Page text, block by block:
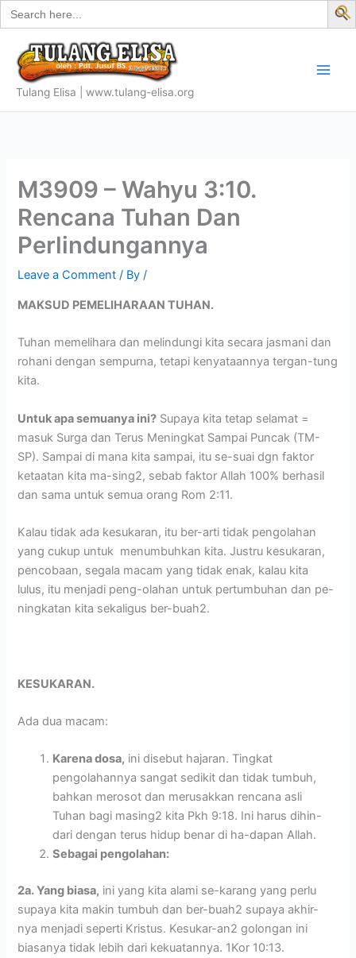
Search
for:
Skip
to
content
Tulang Elisa | www.tulang-elisa.org
M3909 – Wahyu 3:10.
Rencana Tuhan Dan
Perlindungannya
Leave a Comment / By/
MAKSUD PEMELIHARAAN TUHAN.
Tuhan memelihara dan melindungi kita secara jasmani dan
rohani dengan sempurna, tetapi kenyataannya tergan-tung
kita.
Untuk apa semuanya ini? Supaya kita tetap selamat =
masuk Surga dan Terus Meningkat Sampai Puncak (TM-
SP). Sampai di mana kita sampai, itu se-suai dgn faktor
ketaatan kita ma-sing2, sebab faktor Allah 100% berhasil
dan sama untuk semua orang Rom 2:11.
Kalau tidak ada kesukaran, itu ber-arti tidak pengolahan
yang cukup untuk menumbuhkan kita. Justru kesukaran,
pencobaan, segala macam yang tidak enak, kalau kita
lulus, itu menjadi peng-olahan untuk pertumbuhan dan pe-
ningkatan kita sekaligus ber-buah2.
KESUKARAN.
Ada dua macam:
Karena dosa, ini disebut hajaran. Tingkat
pengolahannya sangat sedikit dan tidak tumbuh,
bahkan merosot dan merusakkan rencana asli
Tuhan bagi masing2 kita Pkh 9:18. Ini harus dihin-
dari dengan terus hidup benar di ha-dapan Allah.
Sebagai pengolahan:
2a. Yang biasa, ini yang kita alami se-karang yang perlu
supaya kita makin tumbuh dan ber-buah2 supaya akhir-
nya menjadi seperti Kristus. Kesukar-an2 golongan ini
biasanya tidak lebih dari kekuatannya. 1Kor 10:13.